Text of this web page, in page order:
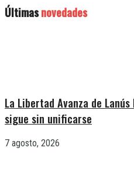
Últimasnovedades
La Libertad Avanza de
sigue sin unificarse
7 agosto, 2026